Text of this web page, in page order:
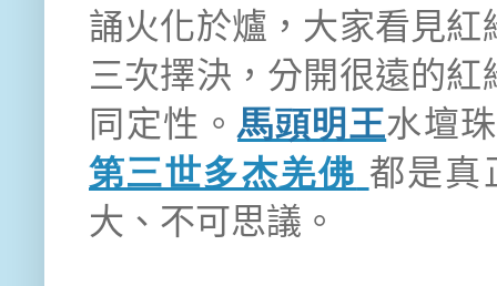
誦火化於爐，大家看見
三次擇決，分開很遠的
同定性。馬頭明王水壇
第三世多杰羌佛 都是真
大、不可思議。